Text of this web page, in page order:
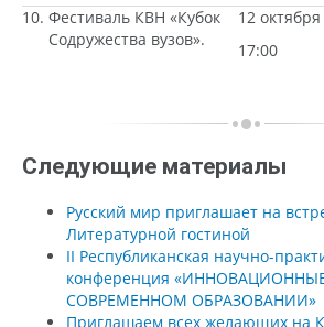
10. Фестиваль КВН «Кубок
Содружества вузов».
12 октября
17:00
Следующие материалы
Русский мир приглашает на
Литературной гостиной
II Республиканская научно-
конференция
СОВРЕМЕННОМ ОБРАЗОВАНИИ»
Приглашаем всех желающих на